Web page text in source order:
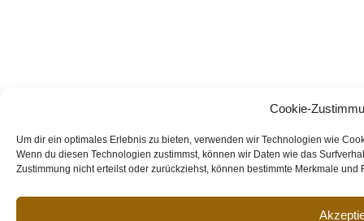
Cookie-
Um dir ein optimales Erlebnis zu bieten, verwenden wir Technologien wie
Wenn du diesen Technologien zustimmst, können wir Daten wie das
Zustimmung nicht erteilst oder zurückziehst, können bestimmte Merkmale